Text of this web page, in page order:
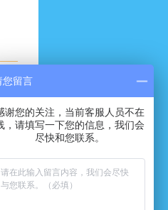
务！
您留言
谢您的关注，当前客服人员不在
，请填写一下您的信息，我们会
尽快和您联系。